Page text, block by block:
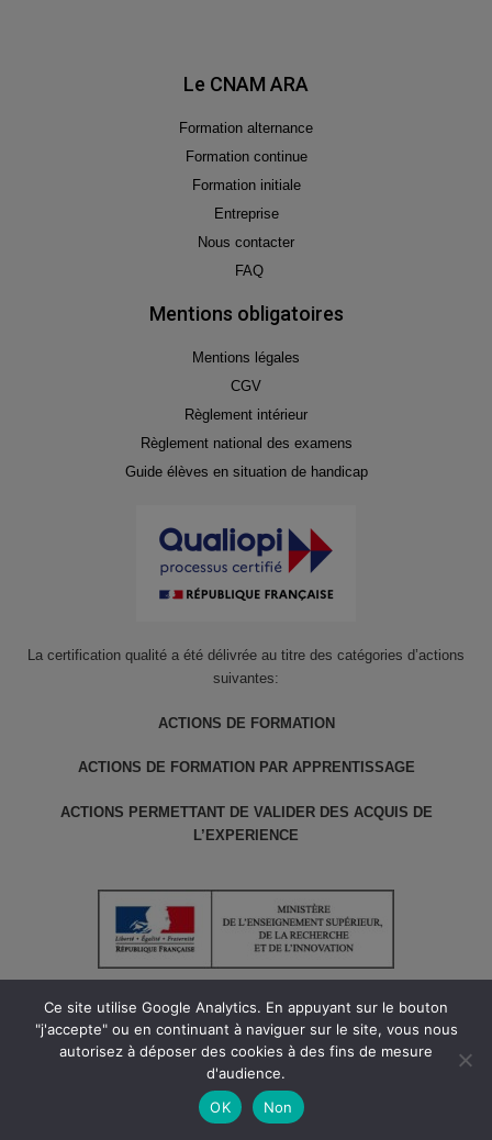
Le CNAM ARA
Formation alternance
Formation continue
Formation initiale
Entreprise
Nous contacter
FAQ
Mentions obligatoires
Mentions légales
CGV
Règlement intérieur
Règlement national des examens
Guide élèves en situation de handicap
La certification qualité a été délivrée au titre des catégories d’actions
suivantes:
ACTIONS DE FORMATION
ACTIONS DE FORMATION PAR APPRENTISSAGE
ACTIONS PERMETTANT DE VALIDER DES ACQUIS DE
L’EXPERIENCE
© le Cnam ARA 2022 tous droits réservés // Version 1.5
Création digital focus
Ce site utilise Google Analytics. En appuyant sur le bouton
"j'accepte" ou en continuant à naviguer sur le site, vous nous
autorisez à déposer des cookies à des fins de mesure
d'audience.
OK
Non